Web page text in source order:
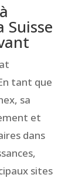
tant que
sa
et
dans
sites